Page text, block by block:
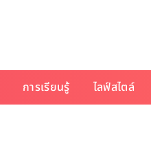
การเรียนรู้ ไลฟ์สไตล์